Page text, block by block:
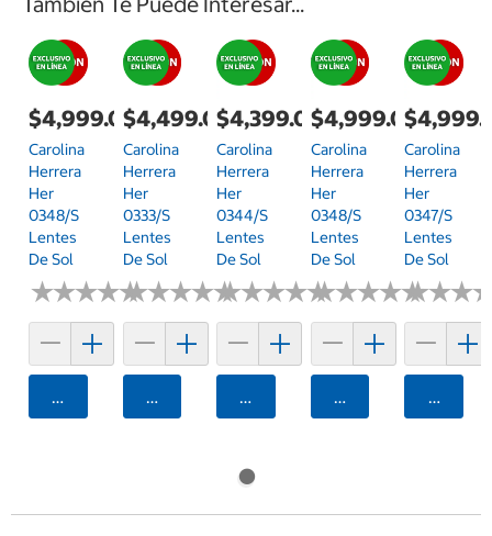
$4,999.00
Carolina
Herrera
Her
0348/S
Lentes
De Sol
★★★★★
★★★★★
Agregar
$4,499.00
Carolina
Herrera
Her
0333/S
Lentes
De Sol
★★★★★
★★★★★
Agregar
$4,399.00
Carolina
Herrera
Her
0344/S
Lentes
De Sol
★★★★★
★★★★★
Agregar
$4,999.00
Carolina
Herrera
Her
0348/S
Lentes
De Sol
★★★★★
★★★★★
Agregar
Carolina
Herrera
Her
0347/S
Lentes
De Sol
★★★
★★★